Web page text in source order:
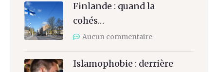
Finlande : quand la
cohés…
Aucun commentaire
Islamophobie : derrière